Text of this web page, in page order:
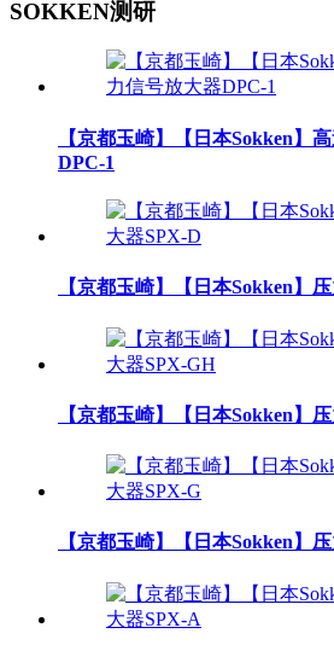
SOKKEN测研
【京都玉崎】【日本Sokken】
DPC-1
【京都玉崎】【日本Sokken】
【京都玉崎】【日本Sokken】
【京都玉崎】【日本Sokken】